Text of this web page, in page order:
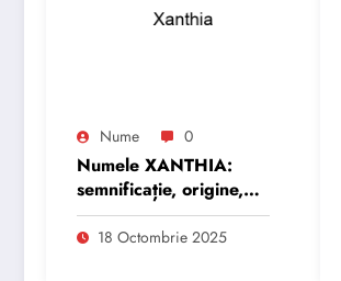
Nume 0
Numele XANTHIA:
semnificație, origine,
trăsături și
personalitate
18 Octombrie 2025